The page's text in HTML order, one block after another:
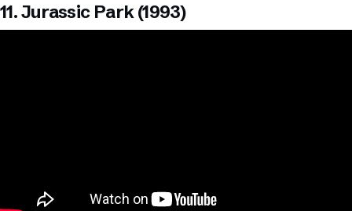
11. Jurassic Park (1993)